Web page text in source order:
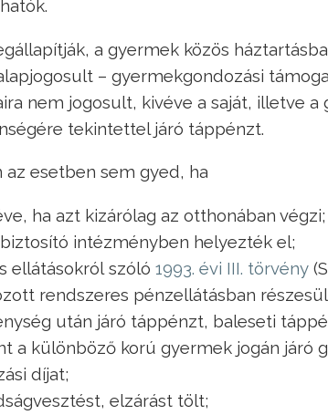
a gyermek közös
– gyermekgondozási
nem jogosult, kivéve a saját, illetve a
tekintettel járó táppénzt.
az esetben sem gyed, ha
ha azt kizárólag az otthonában végzi;
intézményben helyezték el;
ellátásokról szóló 1993. évi III. törvény
rendszeres pénzellátásban
után járó táppénzt, baleseti
a különböző korú gyermek jogán járó
díjat;
elzárást tölt;